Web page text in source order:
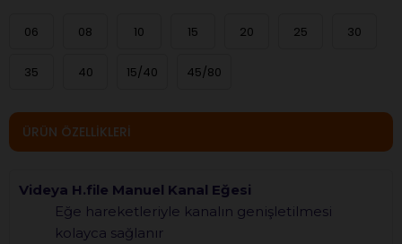
06 08 10 15 20 25 30
35 40 15/40 45/80
ÜRÜN ÖZELLIKLERI
Videya H.file Manuel Kanal Eğesi
Eğe hareketleriyle kanalın genişletilmesi
kolayca sağlanır